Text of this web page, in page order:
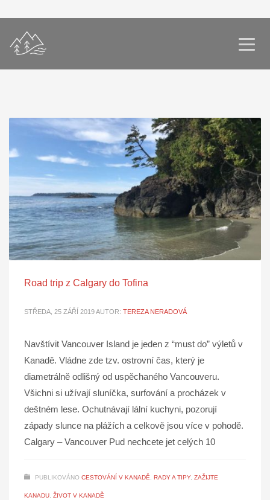
Road trip z Calgary do Tofina
STŘEDA, 25 ZÁŘÍ 2019AUTOR: TEREZA NERADOVÁ
Navštívit Vancouver Island je jeden z “must do” výletů v
Kanadě. Vládne zde tzv. ostrovní čas, který je
diametrálně odlišný od uspěchaného Vancouveru.
Všichni si užívají sluníčka, surfování a procházek v
deštném lese. Ochutnávají lální kuchyni, pozorují
západy slunce na plážích a celkově jsou více v pohodě.
Calgary – Vancouver Pud nechcete jet celých 10
PUBLIKOVÁNO CESTOVÁNÍ V KANADĚ, RADY A TIPY, ZAŽIJTE
KANADU, ŽIVOT V KANADĚ